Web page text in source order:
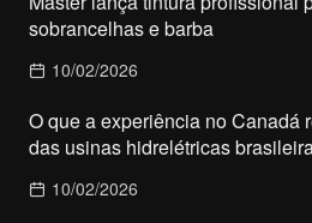
sobrancelhas e barba
10/02/2026
O que a experiência no Canadá
das usinas hidrelétricas
10/02/2026